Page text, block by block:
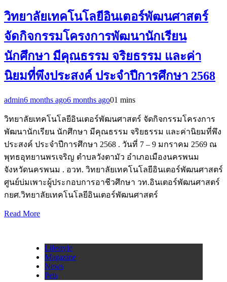
วิทยาลัยเทคโนโลยีอินเตอร์พัฒนศาสตร์
จัดกิจกรรมโครงการพัฒนานักเรียน
นักศึกษา มีคุณธรรม จริยธรรม และค่า
นิยมที่พึงประสงค์ ประจำปีการศึกษา 2568
admin6 months ago6 months ago01 mins
วิทยาลัยเทคโนโลยีอินเตอร์พัฒนศาสตร์ จัดกิจกรรมโครงการ
พัฒนานักเรียน นักศึกษา มีคุณธรรม จริยธรรม และค่านิยมที่พึง
ประสงค์ ประจำปีการศึกษา 2568 . วันที่ 7 – 9 มกราคม 2569 ณ
พุทธอุทยานพรเจริญ ตำบลวังตามัว อำเภอเมืองนครพนม
จังหวัดนครพนม . อวท. วิทยาลัยเทคโนโลยีอินเตอร์พัฒนศาสตร์
ศูนย์บ่มเพาะผู้ประกอบการอาชีวศึกษา วท.อินเตอร์พัฒนศาสตร์
กยศ.วิทยาลัยเทคโนโลยีอินเตอร์พัฒนศาสตร์
Read More
Lifestyle
Magazine
News
Pets